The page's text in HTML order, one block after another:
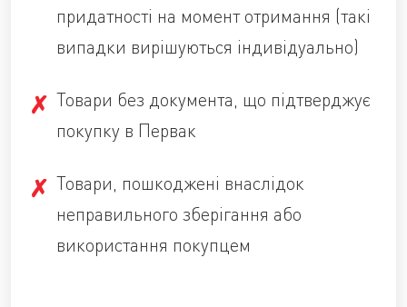
придатності на момент отримання (такі
випадки вирішуються індивідуально)
Товари без документа, що підтверджує
покупку в Первак
Товари, пошкоджені внаслідок
неправильного зберігання або
використання покупцем